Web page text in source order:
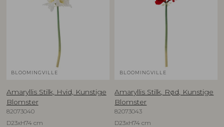
BLOOMINGVILLE
Amaryllis Stilk, Hvid, Kunstige
Blomster
82073040
D23xH74 cm
BLOOMINGVILLE
Amaryllis Stilk, Rød, Kunstige
Blomster
82073043
D23xH74 cm